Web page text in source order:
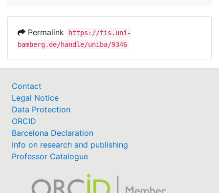
Permalink
https://fis.uni-
bamberg.de/handle/uniba/9346
Contact
Legal Notice
Data Protection
ORCID
Barcelona Declaration
Info on research and publishing
Professor Catalogue